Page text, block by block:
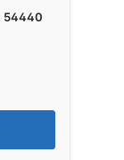
54440